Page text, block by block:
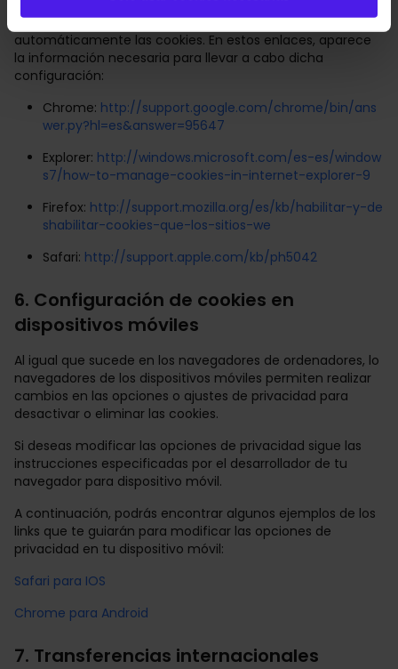
El navegador puede configurarse para rechazar
automáticamente las cookies. En estos enlaces, aparece
la información necesaria para llevar a cabo dicha
configuración:
Chrome: http://support.google.com/chrome/bin/ans
wer.py?hl=es&answer=95647
Explorer: http://windows.microsoft.com/es-es/window
s7/how-to-manage-cookies-in-internet-explorer-9
Firefox: http://support.mozilla.org/es/kb/habilitar-y-de
shabilitar-cookies-que-los-sitios-we
Safari: http://support.apple.com/kb/ph5042
6. Configuración de cookies en
dispositivos móviles
Al igual que sucede en los navegadores de ordenadores, lo
navegadores de los dispositivos móviles permiten realizar
cambios en las opciones o ajustes de privacidad para
desactivar o eliminar las cookies.
Si deseas modificar las opciones de privacidad sigue las
instrucciones especificadas por el desarrollador de tu
navegador para dispositivo móvil.
A continuación, podrás encontrar algunos ejemplos de los
links que te guiarán para modificar las opciones de
privacidad en tu dispositivo móvil:
Safari para IOS
Chrome para Android
7. Transferencias internacionales